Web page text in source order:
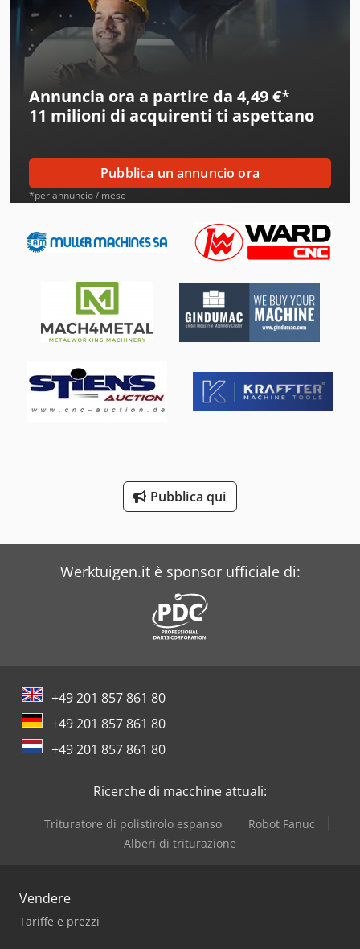
Alber
Alberti
Alcoa
Amt
Aro
Beka-Mak
Bito
Annuncia ora a partire da 4,49 €*
11 milioni di acquirenti ti aspettano
Pubblica un annuncio ora
*per annuncio / mese
Pubblica qui
Werktuigen.it è sponsor ufficiale di:
+49 201 857 861 80
+49 201 857 861 80
+49 201 857 861 80
Ricerche di macchine attuali:
Trituratore di polistirolo espanso
Robot Fanuc
Alberi di triturazione
Vendere
Tariffe e prezzi